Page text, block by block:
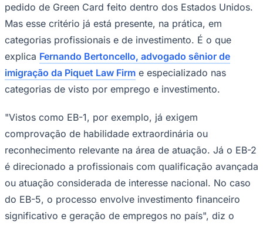
pedido de Green Card feito dentro dos Estados Unidos.
Mas esse critério já está presente, na prática, em
categorias profissionais e de investimento. É o que
explica Fernando Bertoncello, advogado sênior de
imigração da Piquet Law Firm e especializado nas
categorias de visto por emprego e investimento.
"Vistos como EB-1, por exemplo, já exigem
comprovação de habilidade extraordinária ou
reconhecimento relevante na área de atuação. Já o EB-2
é direcionado a profissionais com qualificação avançada
ou atuação considerada de interesse nacional. No caso
do EB-5, o processo envolve investimento financeiro
significativo e geração de empregos no país", diz o